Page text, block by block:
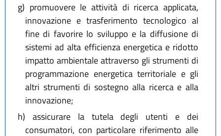
g) promuovere le attività di ricerca applicata,
innovazione e trasferimento tecnologico al
fine di favorire lo sviluppo e la diffusione di
sistemi ad alta efficienza energetica e ridotto
impatto ambientale attraverso gli strumenti di
programmazione energetica territoriale e gli
altri strumenti di sostegno alla ricerca e alla
innovazione;
h) assicurare la tutela degli utenti e dei
consumatori, con particolare riferimento alle